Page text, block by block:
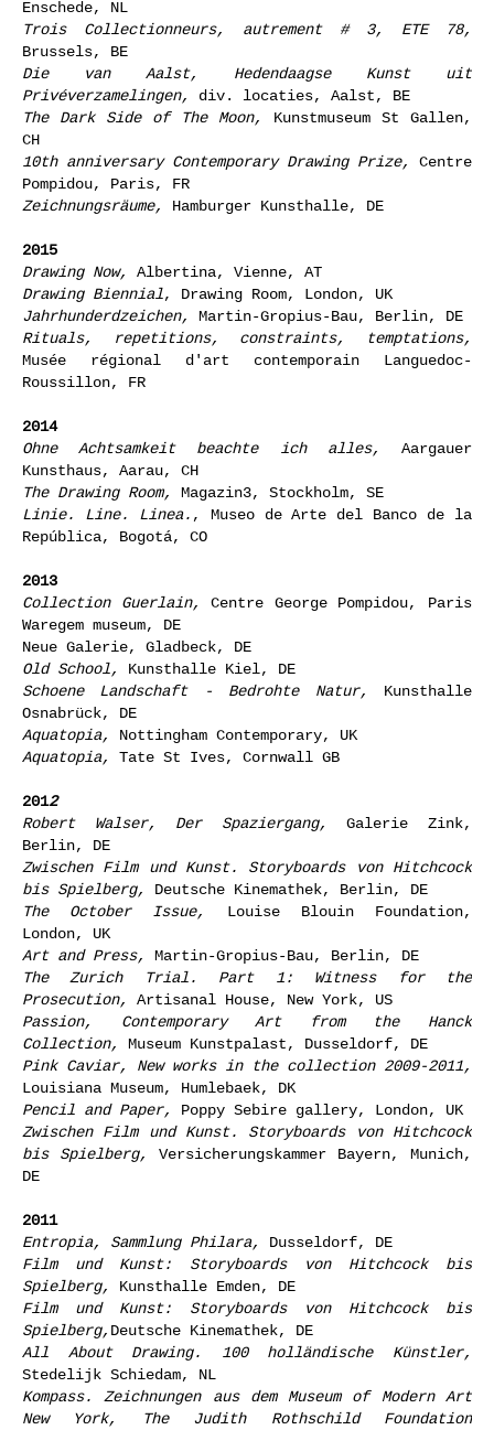
Enschede, NL
Trois Collectionneurs, autrement # 3, ETE 78,
Brussels, BE
Die van Aalst, Hedendaagse Kunst uit
Privéverzamelingen,
div. locaties, Aalst, BE
The Dark Side of The Moon,
Kunstmuseum St Gallen,
CH
10th anniversary Contemporary Drawing Prize,
Centre
Pompidou, Paris, FR
Zeichnungsräume,
Hamburger Kunsthalle, DE
2015
Drawing Now,
Albertina, Vienne, AT
Drawing Biennial, Drawing Room, London, UK
Jahrhunderdzeichen,
Martin-Gropius-Bau, Berlin, DE
Rituals, repetitions, constraints, temptations,
Musée régional d'art contemporain Languedoc-
Roussillon, FR
2014
Ohne Achtsamkeit beachte ich alles,
Aargauer
Kunsthaus, Aarau, CH
The Drawing Room,
Magazin3, Stockholm, SE
Linie. Line. Linea. , Museo de Arte del Banco de la
República, Bogotá, CO
2013
Collection Guerlain,
Centre George Pompidou, Paris
Waregem museum, DE
Neue Galerie, Gladbeck, DE
Old School,
Kunsthalle Kiel, DE
Schoene Landschaft - Bedrohte Natur,
Kunsthalle
Osnabrück, DE
Aquatopia,
Nottingham Contemporary, UK
Aquatopia,
Tate St Ives, Cornwall GB
2012
Robert Walser, Der Spaziergang,
Galerie Zink,
Berlin, DE
Zwischen Film und Kunst. Storyboards von Hitchcock
bis Spielberg,
Deutsche Kinemathek, Berlin, DE
The October Issue,
Louise Blouin Foundation,
London, UK
Art and Press,
Martin-Gropius-Bau, Berlin, DE
The Zurich Trial. Part 1: Witness for the
Prosecution,
Artisanal House, New York, US
Passion, Contemporary Art from the Hanck
Collection,
Museum Kunstpalast, Dusseldorf, DE
Pink Caviar, New works in the collection 2009-2011,
Louisiana Museum, Humlebaek, DK
Pencil and Paper,
Poppy Sebire gallery, London, UK
Zwischen Film und Kunst. Storyboards von Hitchcock
bis Spielberg,
Versicherungskammer Bayern, Munich,
DE
2011
Entropia, Sammlung Philara,
Dusseldorf, DE
Film und Kunst: Storyboards von Hitchcock bis
Spielberg,
Kunsthalle Emden, DE
Film und Kunst: Storyboards von Hitchcock bis
Spielberg, Deutsche Kinemathek, DE
All About Drawing. 100 holländische Künstler,
Stedelijk Schiedam, NL
Kompass. Zeichnungen aus dem Museum of Modern Art
New York, The Judith Rothschild Foundation